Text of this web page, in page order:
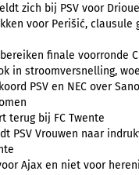
zich bij PSV voor
voor Perišić, clausule
bereiken finale voorronde
in stroomversnelling,
PSV en NEC over
terug bij FC Twente
PSV Vrouwen naar
Ajax en niet voor